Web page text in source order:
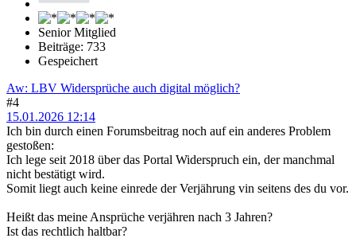
Senior Mitglied
Beiträge: 733
Gespeichert
Aw: LBV Widersprüche auch digital möglich?
#4
15.01.2026 12:14
Ich bin durch einen Forumsbeitrag noch auf ein anderes Problem
gestoßen:
Ich lege seit 2018 über das Portal Widerspruch ein, der manchmal
nicht bestätigt wird.
Somit liegt auch keine einrede der Verjährung vin seitens des du vor.
Heißt das meine Ansprüche verjähren nach 3 Jahren?
Ist das rechtlich haltbar?